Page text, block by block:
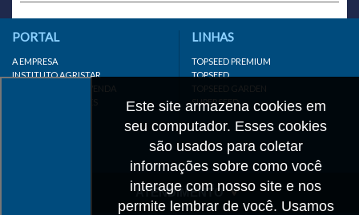
Este site armazena cookies em
seu computador. Esses cookies
são usados para coletar
informações sobre como você
interage com nosso site e nos
permite lembrar de você. Usamos
PORTAL
A EMPRESA
INSTITUTO AGRISTAR
DISTRIBUIDOR/REVENDA
LINKS IMPORTANTES
LINHAS
TOPSEED PREMIUM
TOPSEED
TOPSEED GARDEN
SUPERSEED
ATENDIMENTO